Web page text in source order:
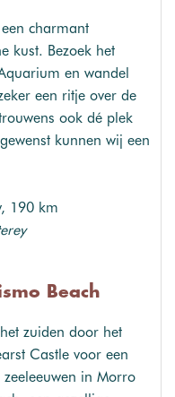
charmant
kust. Bezoek het
en wandel
een ritje over de
ook dé plek
kunnen wij een
190 km
Beach
zuiden door het
Castle voor een
in Morro